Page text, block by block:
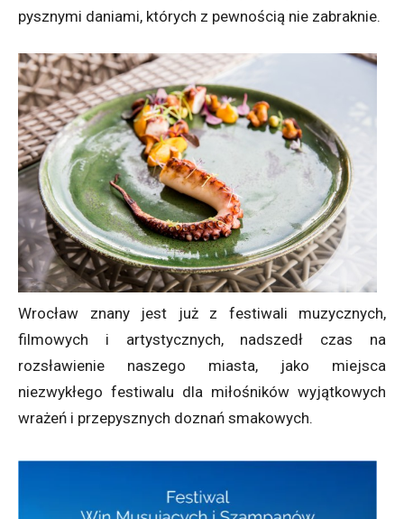
pysznymi daniami, których z pewnością nie zabraknie.
Wrocław znany jest już z festiwali muzycznych,
filmowych i artystycznych, nadszedł czas na
rozsławienie naszego miasta, jako miejsca
niezwykłego festiwalu dla miłośników wyjątkowych
wrażeń i przepysznych doznań smakowych.